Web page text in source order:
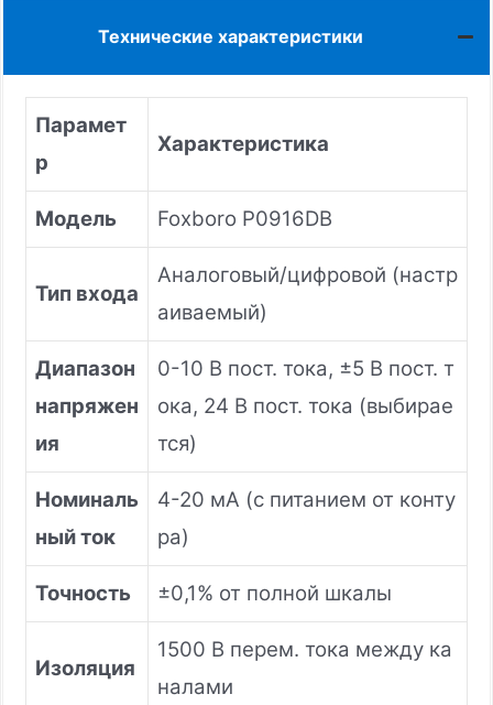
Технические характеристики
Парамет
р
Характеристика
Модель Foxboro P0916DB
Тип входа
Аналоговый/цифровой (настр
аиваемый)
Диапазон
напряжен
ия
0-10 В пост. тока, ±5 В пост. т
ока, 24 В пост. тока (выбирае
тся)
Номиналь
ный ток
4-20 мА (с питанием от конту
ра)
Точность ±0,1% от полной шкалы
Изоляция
1500 В перем. тока между ка
налами